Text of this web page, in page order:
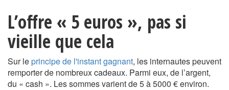
L’offre « 5 euros », pas si
vieille que cela
Sur leprincipe de l'instant gagnant, les internautes peuvent
remporter de nombreux cadeaux. Parmi eux, de l’argent,
du « cash ». Les sommes varient de 5 à 5000 € environ.